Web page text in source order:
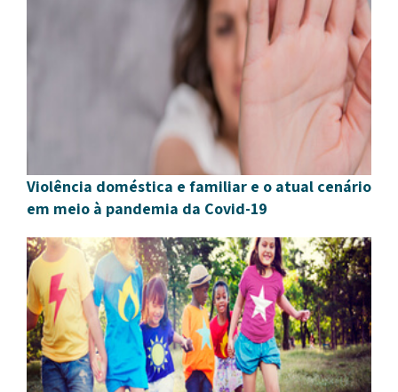
Violência doméstica e familiar e o atual cenário
em meio à pandemia da Covid-19